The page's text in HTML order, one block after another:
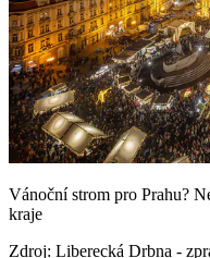
Vánoční strom pro Prahu?
kraje
Zdroj: Liberecká Drbna -